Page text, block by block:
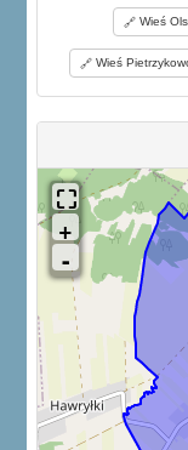
Wieś
Wieś